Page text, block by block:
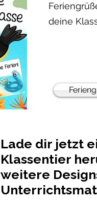
deine
Lade dir jetzt
Klassentier
weitere